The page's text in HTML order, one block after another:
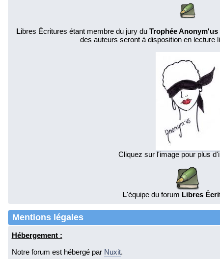
Libres Écritures étant membre du jury du Trophée
des auteurs seront à disposition en lecture
Cliquez sur l'image pour plus
L'équipe du forum Libres
Mentions légales
Hébergement :
Notre forum est hébergé par Nuxit.